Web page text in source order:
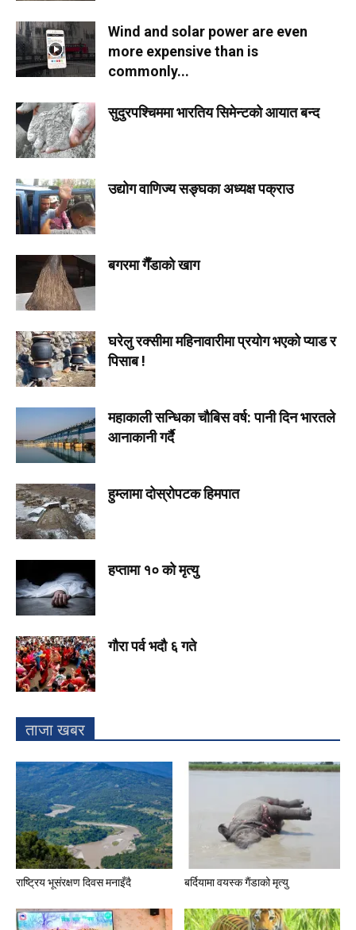
Wind and solar power are even
more expensive than is
commonly...
सुदुरपश्चिममा भारतिय सिमेन्टको आयात बन्द
उद्योग वाणिज्य सङ्घका अध्यक्ष पक्राउ
बगरमा गैँडाको खाग
घरेलु रक्सीमा महिनावारीमा प्रयोग भएको प्याड र
पिसाब !
महाकाली सन्धिका चौबिस वर्ष: पानी दिन भारतले
आनाकानी गर्दै
हुम्लामा दोस्रोपटक हिमपात
हप्तामा १० को मृत्यु
गौरा पर्व भदौ ६ गते
ताजा खबर
राष्ट्रिय भूसंरक्षण दिवस मनाइँदै बर्दियामा वयस्क गैंडाको मृत्यु